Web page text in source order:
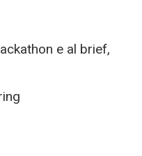
e al brief,